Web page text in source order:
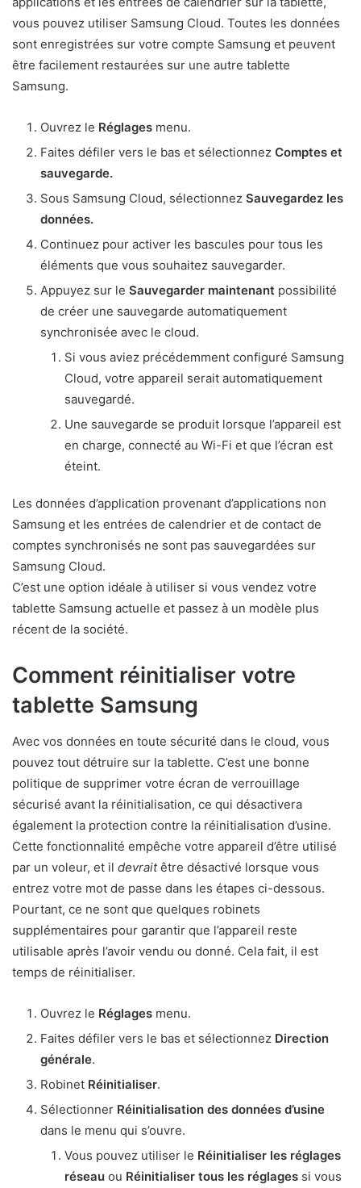
vous pouvez utiliser Samsung Cloud. Toutes les données
sont enregistrées sur votre compte Samsung et peuvent
être facilement restaurées sur une autre tablette
Samsung.
Ouvrez le Réglages menu.
Faites défiler vers le bas et sélectionnez Comptes et
sauvegarde.
Sous Samsung Cloud, sélectionnez Sauvegardez les
données.
Continuez pour activer les bascules pour tous les
éléments que vous souhaitez sauvegarder.
Appuyez sur le Sauvegarder maintenant possibilité
de créer une sauvegarde automatiquement
synchronisée avec le cloud.
Si vous aviez précédemment configuré Samsung
Cloud, votre appareil serait automatiquement
sauvegardé.
Une sauvegarde se produit lorsque l’appareil est
en charge, connecté au Wi-Fi et que l’écran est
éteint.
Les données d’application provenant d’applications non
Samsung et les entrées de calendrier et de contact de
comptes synchronisés ne sont pas sauvegardées sur
Samsung Cloud.
C’est une option idéale à utiliser si vous vendez votre
tablette Samsung actuelle et passez à un modèle plus
récent de la société.
Comment réinitialiser votre
tablette Samsung
Avec vos données en toute sécurité dans le cloud, vous
pouvez tout détruire sur la tablette. C’est une bonne
politique de supprimer votre écran de verrouillage
sécurisé avant la réinitialisation, ce qui désactivera
également la protection contre la réinitialisation d’usine.
Cette fonctionnalité empêche votre appareil d’être utilisé
par un voleur, et il devraitêtre désactivé lorsque vous
entrez votre mot de passe dans les étapes ci-dessous.
Pourtant, ce ne sont que quelques robinets
supplémentaires pour garantir que l’appareil reste
utilisable après l’avoir vendu ou donné. Cela fait, il est
temps de réinitialiser.
Ouvrez le Réglages menu.
Faites défiler vers le bas et sélectionnez Direction
générale.
Robinet Réinitialiser.
Sélectionner Réinitialisation des données d’usine
dans le menu qui s’ouvre.
Vous pouvez utiliser le Réinitialiser les réglages
réseau ou Réinitialiser tous les réglages si vous